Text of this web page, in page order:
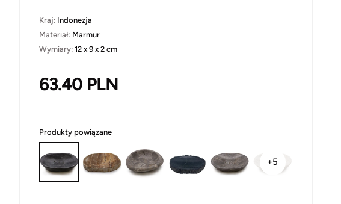
Kraj: Indonezja
Materiał: Marmur
Wymiary: 12 x 9 x 2 cm
63.40 PLN
Produkty powiązane
+5